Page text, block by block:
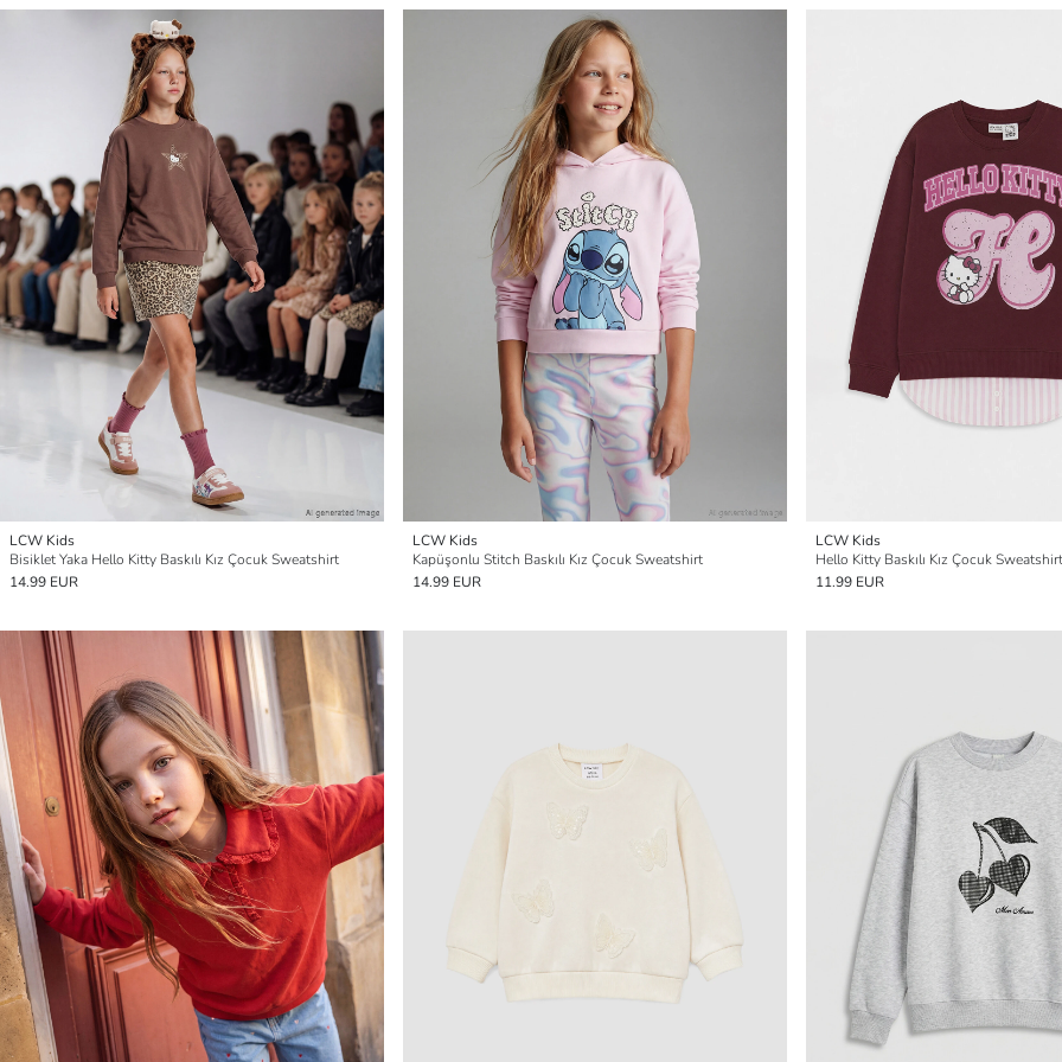
LCW Kids
Bisiklet Yaka Hello Kitty Baskılı Kız Çocuk Sweatshirt
14.99 EUR
LCW Kids
Kapüşonlu Stitch Baskılı Kız Çocuk Sweatshirt
14.99 EUR
LCW Kids
Hello Kitty Baskılı Kız Çocuk Sweatshirt
11.99 EUR